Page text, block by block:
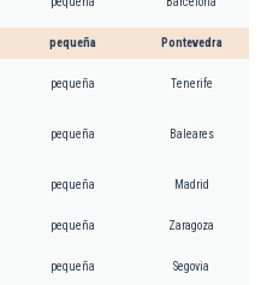
pequeña Pontevedra
pequeña Tenerife
pequeña Baleares
pequeña Madrid
pequeña Zaragoza
pequeña Segovia